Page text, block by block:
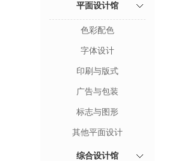
平面设计馆
色彩配色
字体设计
印刷与版式
广告与包装
标志与图形
其他平面设计
综合设计馆